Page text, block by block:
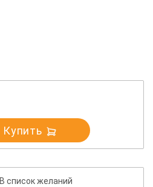
Купить
В список желаний